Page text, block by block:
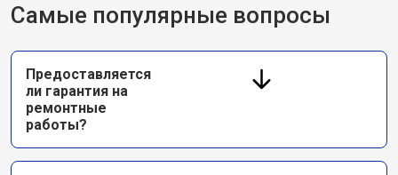
Самые популярные вопросы
Предоставляется
ли гарантия на
ремонтные
работы?